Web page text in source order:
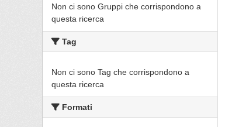
Non ci sono Gruppi che corrispondono a
questa ricerca
Tag
Non ci sono Tag che corrispondono a
questa ricerca
Formati